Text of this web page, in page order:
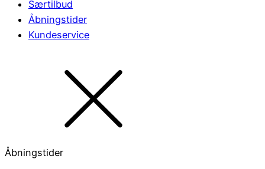
Særtilbud
Åbningstider
Kundeservice
Åbningstider